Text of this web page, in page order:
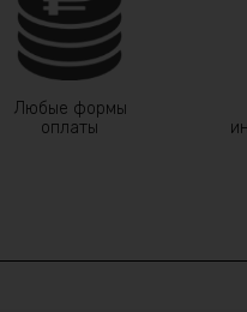
Любые формы
оплаты